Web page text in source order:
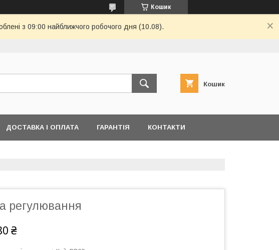
Кошик
з 09:00 найближчого робочого дня (10.08).
Кошик
ДОСТАВКА І ОПЛАТА ГАРАНТІЯ КОНТАКТИ
регулювання
₴